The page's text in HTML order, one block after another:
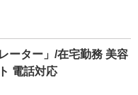
ーター」/在宅勤務 美容
電話対応